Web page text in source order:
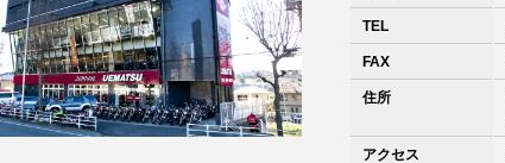
TEL
FAX
住所
アクセス